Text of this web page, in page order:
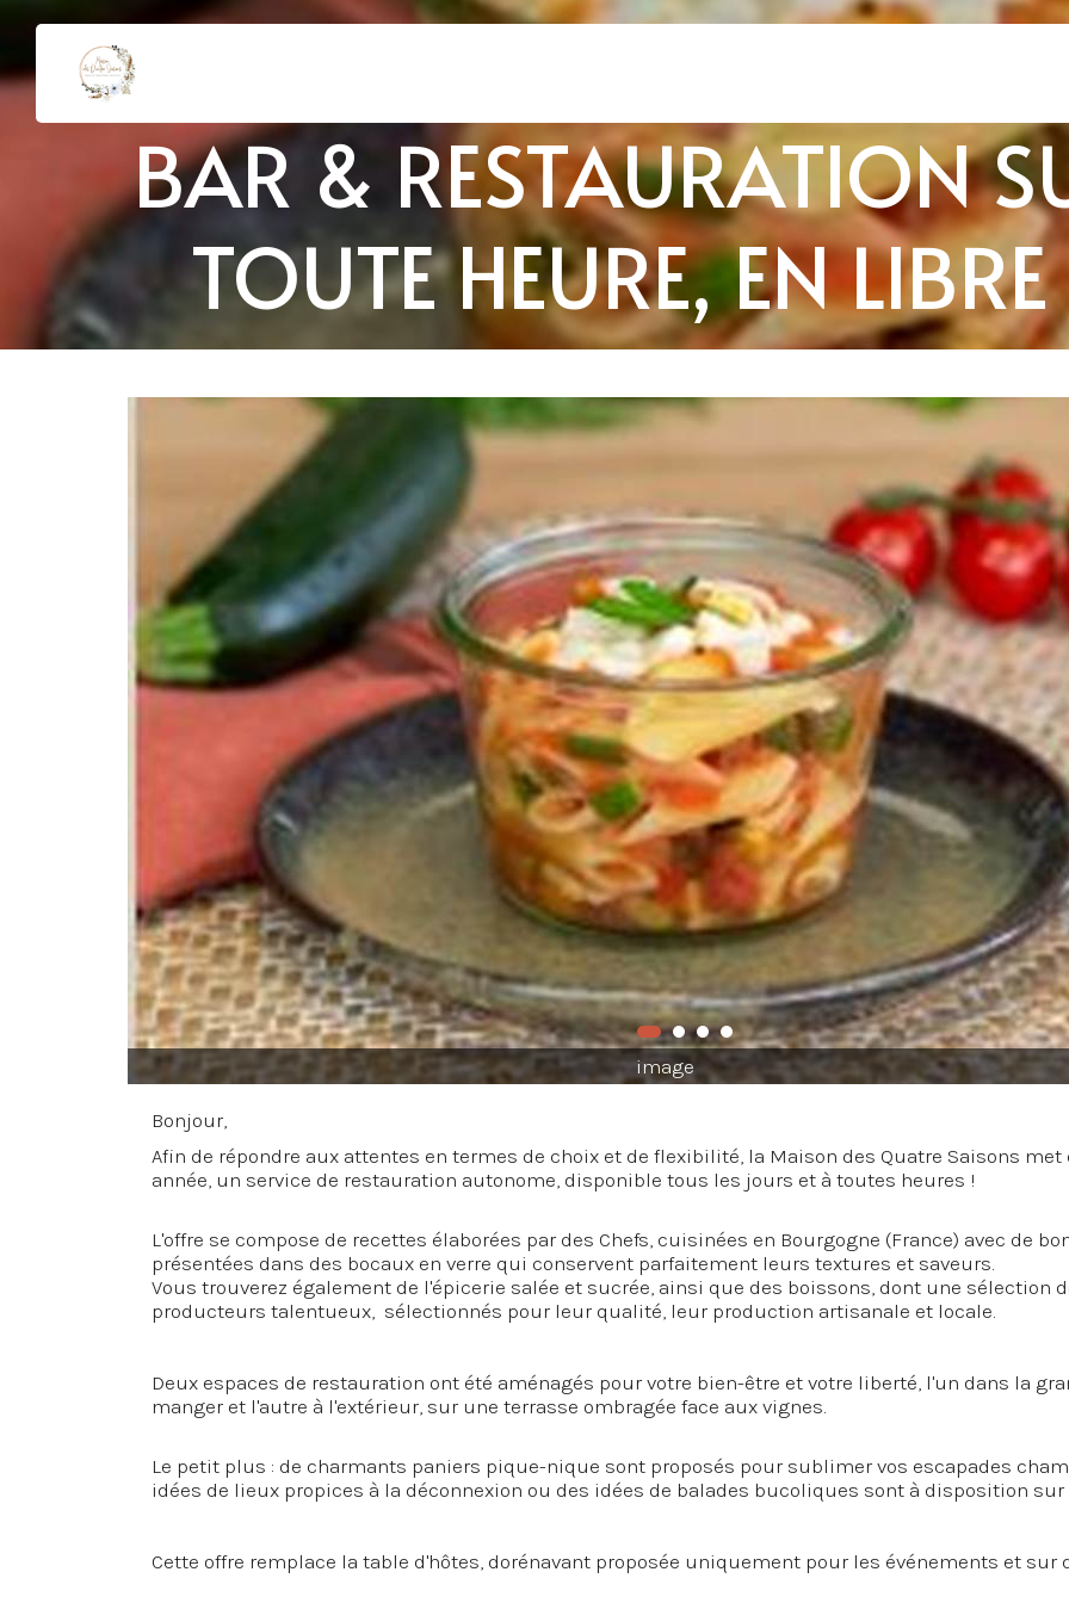
BAR & RESTAURATION
TOUTE HEURE, EN
image
Bonjour,
Afin de répondre aux attentes en termes de choix et de flexibilité, la Maison des Quatre Saisons met
année, un service de restauration autonome, disponible tous les jours et à toutes heures !
L'offre se compose de recettes élaborées par des Chefs, cuisinées en Bourgogne (France) avec de
présentées dans des bocaux en verre qui conservent parfaitement leurs textures et saveurs.
Vous trouverez également de l'épicerie salée et sucrée, ainsi que des boissons, dont une sélection
producteurs talentueux, sélectionnés pour leur qualité, leur production artisanale et locale.
Deux espaces de restauration ont été aménagés pour votre bien-être et votre liberté, l'un dans la
manger et l'autre à l'extérieur, sur une terrasse ombragée face aux vignes.
Le petit plus : de charmants paniers pique-nique sont proposés pour sublimer vos escapades
idées de lieux propices à la déconnexion ou des idées de balades bucoliques sont à disposition sur
Cette offre remplace la table d'hôtes, dorénavant proposée uniquement pour les événements et sur